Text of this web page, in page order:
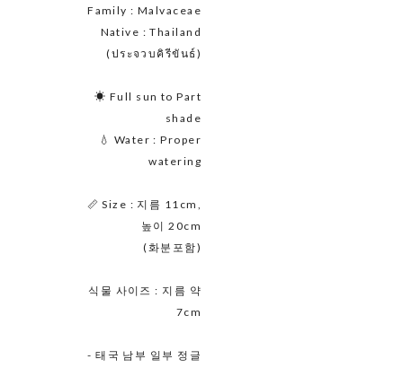
Family : Malvaceae
Native : Thailand
(ประจวบคิรีขันธ์)
☀ Full sun to Part
shade
💧 Water : Proper
watering
📏 Size : 지름 11cm,
높이 20cm
(화분포함)
식물 사이즈 : 지름 약
7cm
- 태국 남부 일부 정글